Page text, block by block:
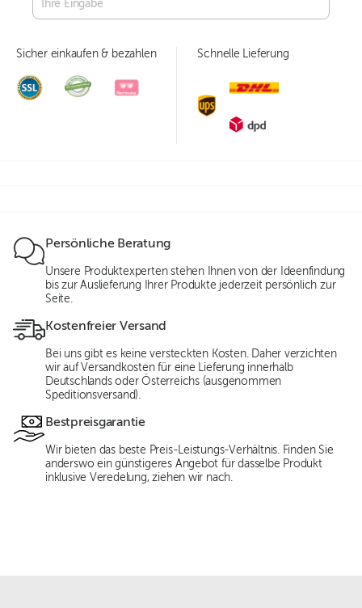
Sicher einkaufen & bezahlen Schnelle Lieferung
Persönliche Beratung
Unsere Produktexperten stehen Ihnen von der Ideenfindung
bis zur Auslieferung Ihrer Produkte jederzeit persönlich zur
Seite.
Kostenfreier Versand
Bei uns gibt es keine versteckten Kosten. Daher verzichten
wir auf Versandkosten für eine Lieferung innerhalb
Deutschlands oder Österreichs (ausgenommen
Speditionsversand).
Bestpreisgarantie
Wir bieten das beste Preis-Leistungs-Verhältnis. Finden Sie
anderswo ein günstigeres Angebot für dasselbe Produkt
inklusive Veredelung, ziehen wir nach.